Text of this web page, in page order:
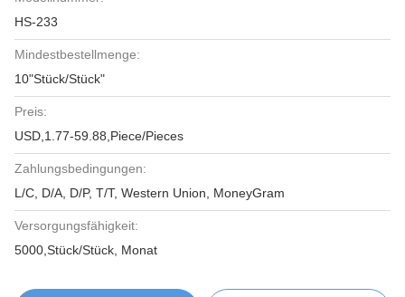
HS-233
Mindestbestellmenge:
10"Stück/Stück"
Preis:
USD,1.77-59.88,Piece/Pieces
Zahlungsbedingungen:
L/C, D/A, D/P, T/T, Western Union, MoneyGram
Versorgungsfähigkeit:
5000,Stück/Stück, Monat